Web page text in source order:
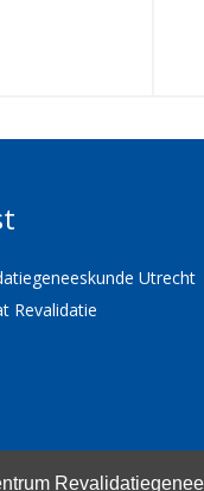
Utrecht
Revalidatie